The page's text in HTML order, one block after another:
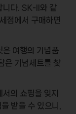
다. SK-II와 같
점에서 구매하면
은 여행의 기념품
은 기념세트를 찾
서의 쇼핑을 잊지
받을 수 있으니,